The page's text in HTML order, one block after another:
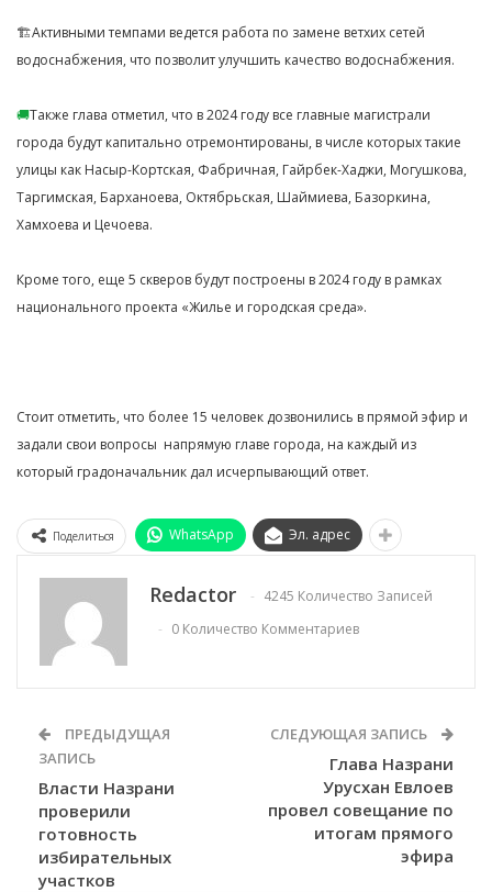
🏗️Активными темпами ведется работа по замене ветхих сетей
водоснабжения, что позволит улучшить качество водоснабжения.
🚚Также глава отметил, что в 2024 году все главные магистрали
города будут капитально отремонтированы, в числе которых такие
улицы как Насыр-Кортская, Фабричная, Гайрбек-Хаджи, Могушкова,
Таргимская, Барханоева, Октябрьская, Шаймиева, Базоркина,
Хамхоева и Цечоева.
Кроме того, еще 5 скверов будут построены в 2024 году в рамках
национального проекта «Жилье и городская среда».
Стоит отметить, что более 15 человек дозвонились в прямой эфир и
задали свои вопросы напрямую главе города, на каждый из
который градоначальник дал исчерпывающий ответ.
Поделиться WhatsApp Эл. адрес
Redactor
4245 Количество Записей
0 Количество Комментариев
ПРЕДЫДУЩАЯ
ЗАПИСЬ
Власти Назрани
проверили
готовность
избирательных
участков
СЛЕДУЮЩАЯ ЗАПИСЬ
Глава Назрани
Урусхан Евлоев
провел совещание по
итогам прямого
эфира